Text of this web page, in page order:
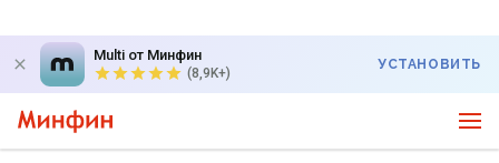
Multi от Минфин
(8,9K+)
УСТАНОВИТЬ